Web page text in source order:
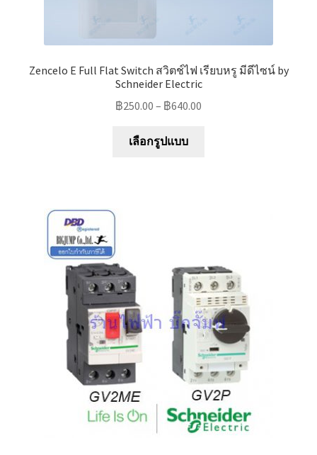
Zencelo E Full Flat Switch สวิตช์ไฟ เรียบหรู มีดีไซน์ by
Schneider Electric
฿250.00 – ฿640.00
เลือกรูปแบบ
be
chosen
on
the
product
page